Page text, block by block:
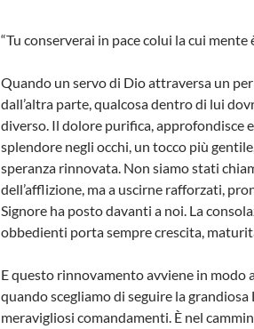
“Tu conserverai in pace colui la cui mente
Quando un servo di Dio attraversa un
dall’altra parte, qualcosa dentro di lui
diverso. Il dolore purifica, approfondisce
splendore negli occhi, un tocco più
speranza rinnovata. Non siamo stati
dell’afflizione, ma a uscirne rafforzati,
Signore ha posto davanti a noi. La
obbedienti porta sempre crescita,
E questo rinnovamento avviene in modo
quando scegliamo di seguire la grandiosa
meravigliosi comandamenti. È nel